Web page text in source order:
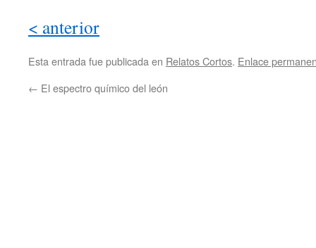
< anterior
Esta entrada fue publicada en Relatos Cortos. Enlace
← El espectro químico del león